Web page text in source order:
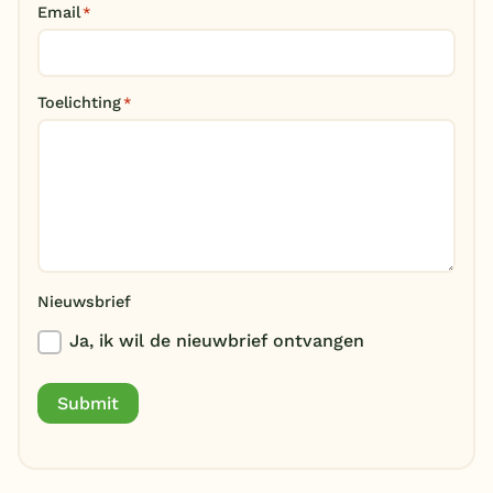
Email*
Toelichting*
Nieuwsbrief
Ja, ik wil de nieuwbrief ontvangen
Submit